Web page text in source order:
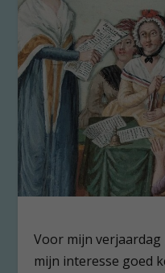
Voor mijn
mijn interesse goed